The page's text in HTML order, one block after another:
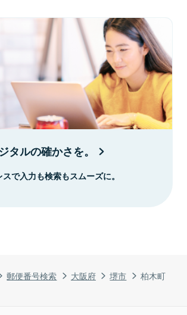
郵便番号検索 大阪府 堺市 柏木町
タルの確かさを。
で入力も検索もスムーズに。